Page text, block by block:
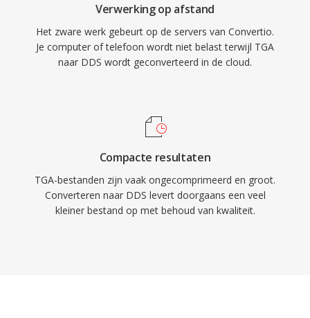
Verwerking op afstand
Het zware werk gebeurt op de servers van Convertio.
Je computer of telefoon wordt niet belast terwijl TGA
naar DDS wordt geconverteerd in de cloud.
Compacte resultaten
TGA-bestanden zijn vaak ongecomprimeerd en groot.
Converteren naar DDS levert doorgaans een veel
kleiner bestand op met behoud van kwaliteit.